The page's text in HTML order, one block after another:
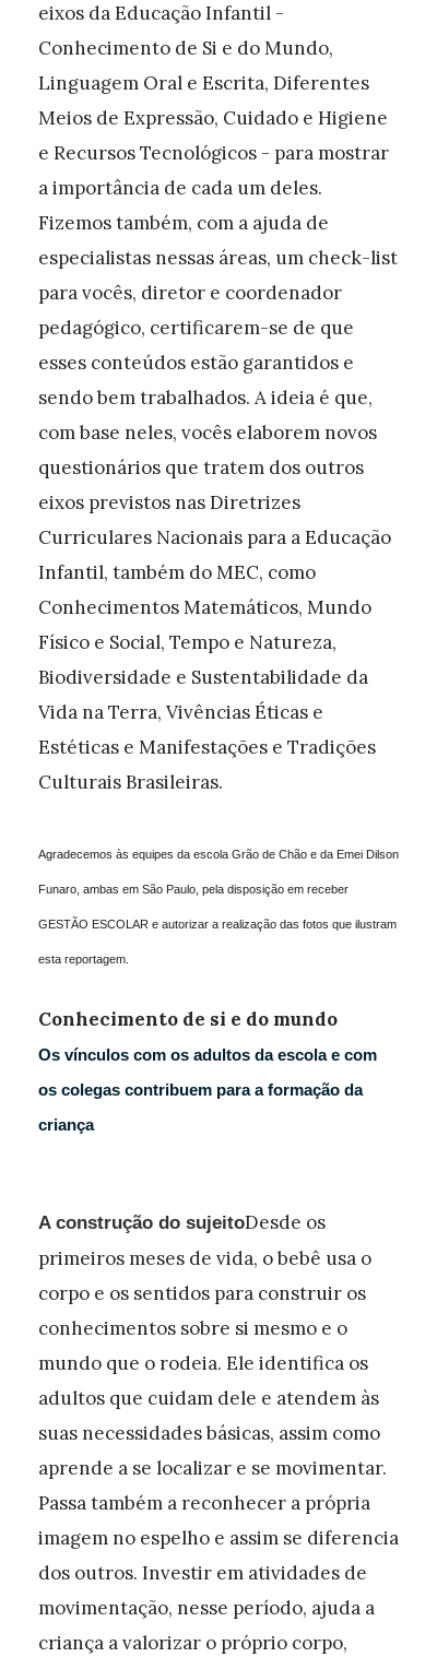
eixos da Educação Infantil -
Conhecimento de Si e do Mundo,
Linguagem Oral e Escrita, Diferentes
Meios de Expressão, Cuidado e Higiene
e Recursos Tecnológicos - para mostrar
a importância de cada um deles.
Fizemos também, com a ajuda de
especialistas nessas áreas, um check-list
para vocês, diretor e coordenador
pedagógico, certificarem-se de que
esses conteúdos estão garantidos e
sendo bem trabalhados. A ideia é que,
com base neles, vocês elaborem novos
questionários que tratem dos outros
eixos previstos nas Diretrizes
Curriculares Nacionais para a Educação
Infantil, também do MEC, como
Conhecimentos Matemáticos, Mundo
Físico e Social, Tempo e Natureza,
Biodiversidade e Sustentabilidade da
Vida na Terra, Vivências Éticas e
Estéticas e Manifestações e Tradições
Culturais Brasileiras.
Agradecemos às equipes da escola Grão de Chão e da Emei Dilson
Funaro, ambas em São Paulo, pela disposição em receber
GESTÃO ESCOLAR e autorizar a realização das fotos que ilustram
esta reportagem.
Conhecimento de si e do mundo
Os vínculos com os adultos da escola e com
os colegas contribuem para a formação da
criança
A construção do sujeitoDesde os
primeiros meses de vida, o bebê usa o
corpo e os sentidos para construir os
conhecimentos sobre si mesmo e o
mundo que o rodeia. Ele identifica os
adultos que cuidam dele e atendem às
suas necessidades básicas, assim como
aprende a se localizar e se movimentar.
Passa também a reconhecer a própria
imagem no espelho e assim se diferencia
dos outros. Investir em atividades de
movimentação, nesse período, ajuda a
criança a valorizar o próprio corpo,